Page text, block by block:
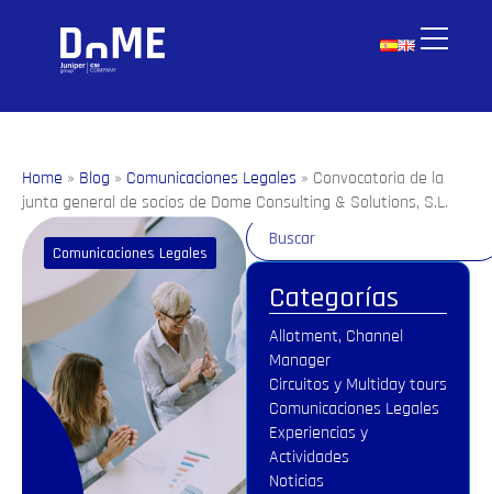
Home » Blog » Comunicaciones Legales » Convocatoria de la
junta general de socios de Dome Consulting & Solutions, S.L.
Comunicaciones Legales
Categorías
Allotment, Channel
Manager
Circuitos y Multiday tours
Comunicaciones Legales
Experiencias y
Actividades
Noticias